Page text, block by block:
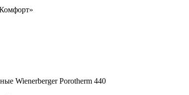
Wienerberger Porotherm 440